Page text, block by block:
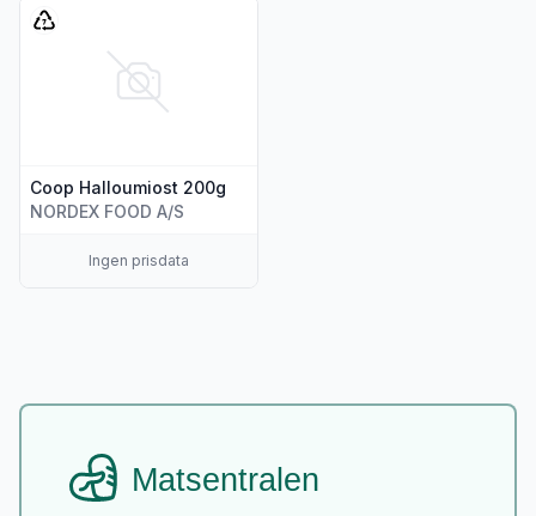
Coop Halloumiost 200g
NORDEX FOOD A/S
Ingen prisdata
Vis flere detaljer for produktet "Coop Halloumiost 200g"